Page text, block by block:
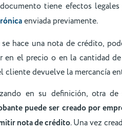
tiene efectos
enviada previamente.
hace una nota de crédito,
en el precio o en la cantidad
cliente devuelve la mercancía
en su definición, otra
puede ser creado por
nota de crédito. Una vez